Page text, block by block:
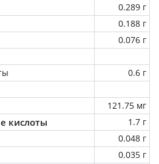
0.289 г
0.188 г
0.076 г
0.6 г
121.75 мг
кислоты
1.7 г
0.048 г
0.035 г